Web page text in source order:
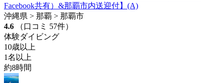
Facebook共有）&那覇市内送迎付】(A)
沖縄県 > 那覇 > 那覇市
4.6
（口コミ 57件）
体験ダイビング
10歳以上
1名以上
約8時間